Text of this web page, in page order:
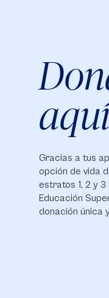
Gracias a tus
opción de vida
estratos 1, 2 y
Educación
donación única